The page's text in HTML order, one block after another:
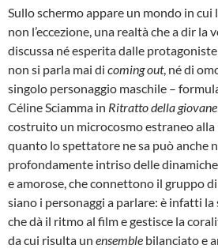
Sullo schermo appare un mondo in cui
non l’eccezione, una realtà che a dir la
discussa né esperita dalle
non si parla mai di coming out, né di
singolo personaggio maschile –
Céline Sciamma in Ritratto della
costruito un microcosmo estraneo alla
quanto lo spettatore ne sa può anche
profondamente intriso delle
e amorose, che connettono il gruppo di
siano i personaggi a parlare: è infatti
che dà il ritmo al film e gestisce la
da cui risulta un ensemble bilanciato e